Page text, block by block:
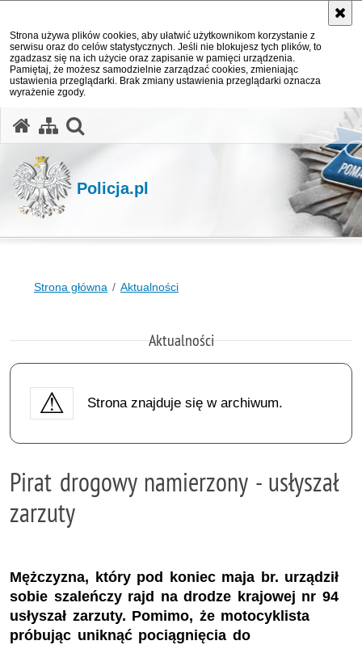
Strona używa plików cookies, aby ułatwić użytkownikom korzystanie z
serwisu oraz do celów statystycznych. Jeśli nie blokujesz tych plików, to
zgadzasz się na ich użycie oraz zapisanie w pamięci urządzenia.
Pamiętaj, że możesz samodzielnie zarządzać cookies, zmieniając
ustawienia przeglądarki. Brak zmiany ustawienia przeglądarki oznacza
wyrażenie zgody.
Policja.pl
Strona główna Aktualności
Aktualności
Strona znajduje się w archiwum.
Pirat drogowy namierzony - usłyszał
zarzuty
Mężczyzna, który pod koniec maja br. urządził
sobie szaleńczy rajd na drodze krajowej nr 94
usłyszał zarzuty. Pomimo, że motocyklista
próbując uniknąć pociągnięcia do